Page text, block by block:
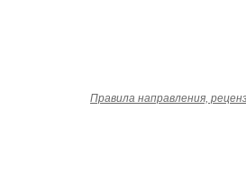
Правила направления,